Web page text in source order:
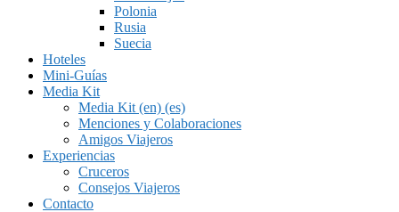
Polonia
Rusia
Suecia
Hoteles
Mini-Guías
Media Kit
Media Kit (en) (es)
Menciones y Colaboraciones
Amigos Viajeros
Experiencias
Cruceros
Consejos Viajeros
Contacto